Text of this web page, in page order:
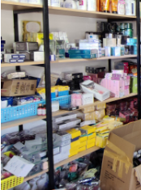
Phó tổng biên tập
Phó tổng biên tập:
Phó tổng biên tập:
Tổng thư ký tòa soạn:
Giấy phép xuất bản số
© 2003-2026 Bản
chép dưới mọi hình
bản. Phát triển bởi ePi